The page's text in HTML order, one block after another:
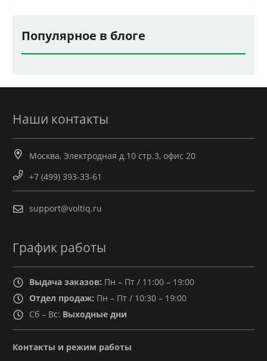
Популярное в блоге
Наши контакты
Москва, Электродная д.10 стр.3, офис 20
+7 (499) 393-33-61
support@voltiq.ru
График работы
Выдача заказов: Пн – Пт / 11:00 – 19:00
Отдел продаж: Пн – Пт / 10:30 – 19:00
Сб – Вс: Выходные дни
Контакты и режим работы